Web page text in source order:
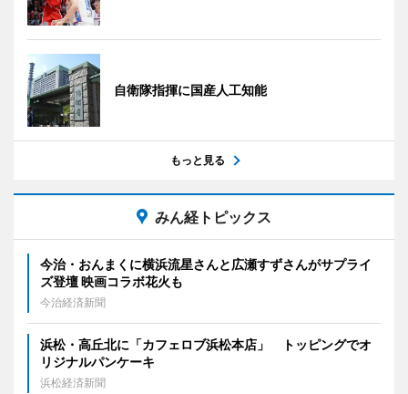
自衛隊指揮に国産人工知能
もっと見る
みん経トピックス
今治・おんまくに横浜流星さんと広瀬すずさんがサプライ
ズ登壇 映画コラボ花火も
今治経済新聞
浜松・高丘北に「カフェロブ浜松本店」 トッピングでオ
リジナルパンケーキ
浜松経済新聞